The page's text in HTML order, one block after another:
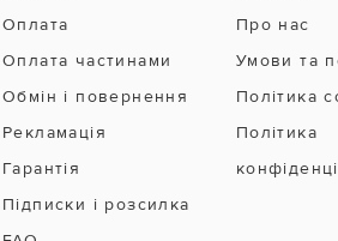
Оплата
Оплата частинами
Обмін і повернення
Рекламація
Гарантія
Підписки і розсилка
Про нас
Умови та
Політика
Політика